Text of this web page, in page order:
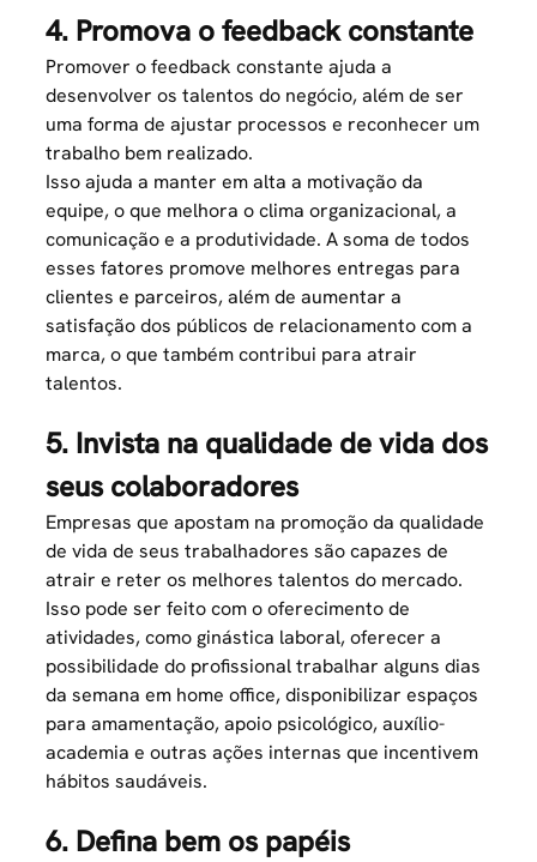
4. Promova o feedback constante
Promover o feedback constante ajuda a
desenvolver os talentos do negócio, além de ser
uma forma de ajustar processos e reconhecer um
trabalho bem realizado.
Isso ajuda a manter em alta a motivaçãoda
equipe, o que melhora o clima organizacional, a
comunicaçãoe a produtividade. A soma de todos
esses fatores promove melhores entregas para
clientes e parceiros, além de aumentar a
satisfação dos públicos de relacionamento com a
marca, o que também contribui para atrair
talentos.
5. Invista na qualidade de vida dos
seus colaboradores
Empresas que apostam na promoção da qualidade
de vida de seus trabalhadores são capazes de
atrair e reter os melhores talentos do mercado.
Isso pode ser feito com o oferecimento de
atividades, como ginástica laboral, oferecer a
possibilidade do profissional trabalhar alguns dias
da semana em home office, disponibilizar espaços
para amamentação, apoio psicológico, auxílio-
academia e outras ações internas que incentivem
hábitos saudáveis.
6. Defina bem os papéis